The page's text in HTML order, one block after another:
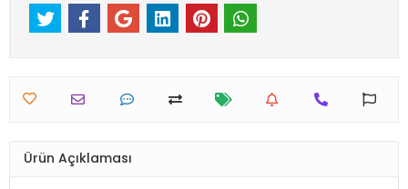
Ürün Açıklaması